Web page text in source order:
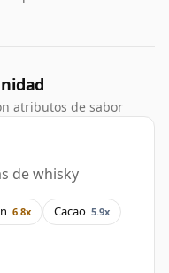
atributos de sabor
de whisky
6.8x Cacao 5.9x